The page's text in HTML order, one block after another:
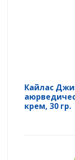
Кайлас
крем, 30 гр.